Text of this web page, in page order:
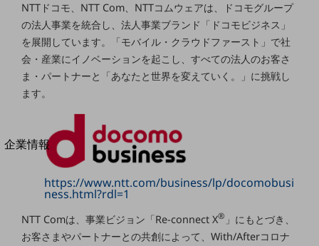
法人向けモバイルトップ
はじめての方へ
サービス・商品を探す
新規会員登録/ログインはこちら
100回線以上のお問い合わせ・お見積りはこちら
別ウィンドウで開きます
企業情報
企業情報TOP
会社案内TOP
NTTドコモ、NTT Com、NTTコムウェアは、ドコモグループ
の法人事業を統合し、法人事業ブランド「ドコモビジネス」
を展開しています。「モバイル・クラウドファースト」で社
会・産業にイノベーションを起こし、すべての法人のお客さ
ま・パートナーと「あなたと世界を変えていく。」に挑戦し
ます。
https://www.ntt.com/business/lp/docomobusi
ness.html?rdl=1
NTT Comは、事業ビジョン「Re-connect X® 」にもとづき、
お客さまやパートナーとの共創によって、With/Afterコロナ